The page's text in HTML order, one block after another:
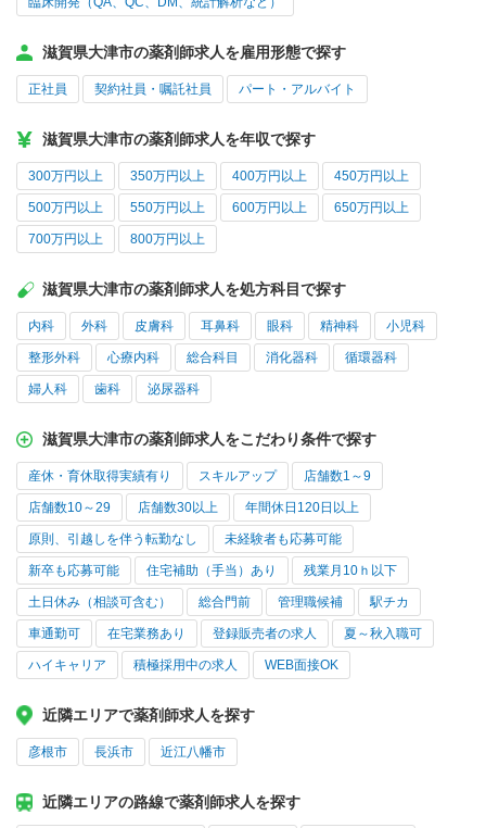
滋賀県大津市の薬剤師求人を雇用形態で探す
正社員 契約社員・嘱託社員 パート・アルバイト
滋賀県大津市の薬剤師求人を年収で探す
300万円以上 350万円以上 400万円以上 450万円以上
500万円以上 550万円以上 600万円以上 650万円以上
700万円以上 800万円以上
滋賀県大津市の薬剤師求人を処方科目で探す
内科 外科 皮膚科 耳鼻科 眼科 精神科 小児科
整形外科 心療内科 総合科目 消化器科 循環器科
婦人科 歯科 泌尿器科
滋賀県大津市の薬剤師求人をこだわり条件で探す
産休・育休取得実績有り スキルアップ 店舗数1～9
店舗数10～29 店舗数30以上 年間休日120日以上
原則、引越しを伴う転勤なし 未経験者も応募可能
新卒も応募可能 住宅補助（手当）あり 残業月10ｈ以下
土日休み（相談可含む） 総合門前 管理職候補 駅チカ
車通勤可 在宅業務あり 登録販売者の求人 夏～秋入職可
ハイキャリア 積極採用中の求人 WEB面接OK
近隣エリアで薬剤師求人を探す
彦根市 長浜市 近江八幡市
近隣エリアの路線で薬剤師求人を探す